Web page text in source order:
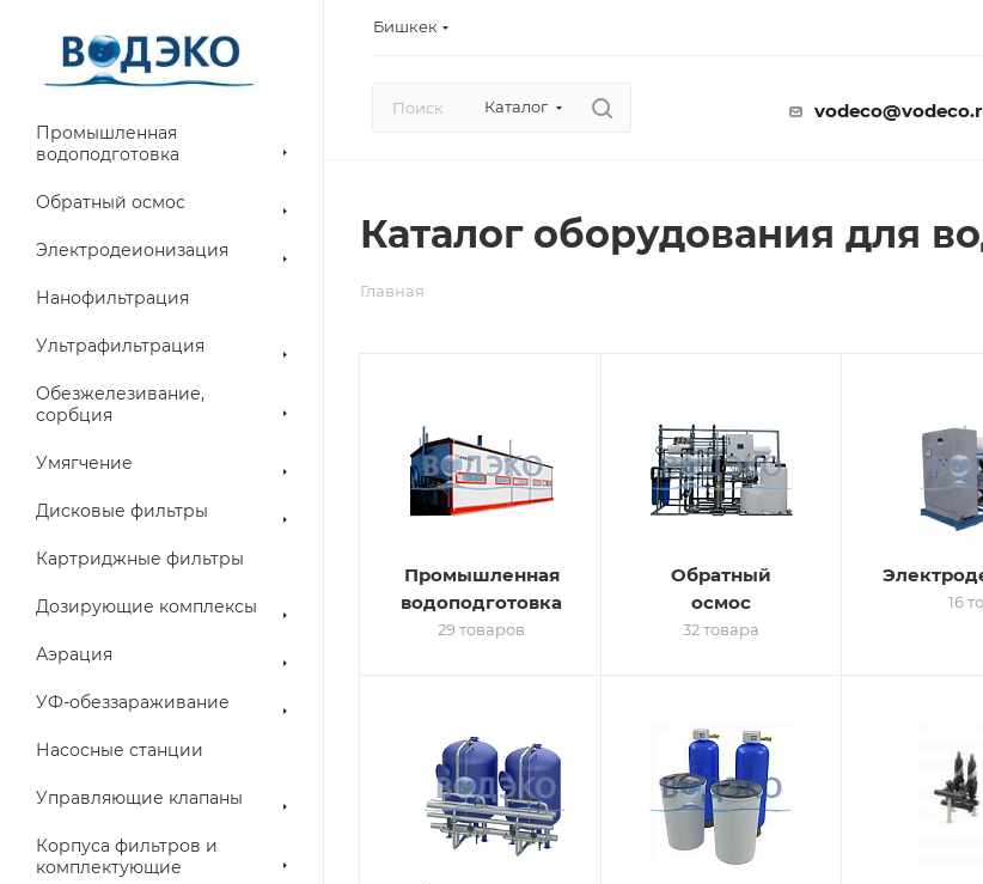
Бишкек
Каталог
Промышленная
водоподготовка
Обратный осмос
Электродеионизация
Нанофильтрация
Ультрафильтрация
Обезжелезивание,
сорбция
Умягчение
Дисковые фильтры
Картриджные фильтры
Дозирующие комплексы
Аэрация
УФ-обеззараживание
Насосные станции
Управляющие клапаны
Корпуса фильтров и
комплектующие
Каталог оборудования для
Главная
Промышленная
водоподготовка
29 товаров
Обратный
осмос
32 товара
16